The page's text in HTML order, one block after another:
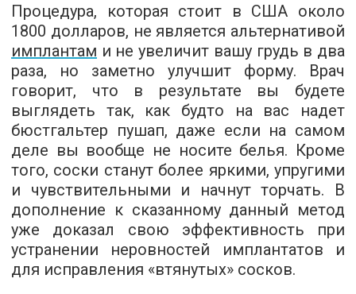
Процедура, которая стоит в США около
1800 долларов, не является альтернативой
имплантам и не увеличит вашу грудь в два
раза, но заметно улучшит форму. Врач
говорит, что в результате вы будете
выглядеть так, как будто на вас надет
бюстгальтер пушап, даже если на самом
деле вы вообще не носите белья. Кроме
того, соски станут более яркими, упругими
и чувствительными и начнут торчать. В
дополнение к сказанному данный метод
уже доказал свою эффективность при
устранении неровностей имплантатов и
для исправления «втянутых» сосков.